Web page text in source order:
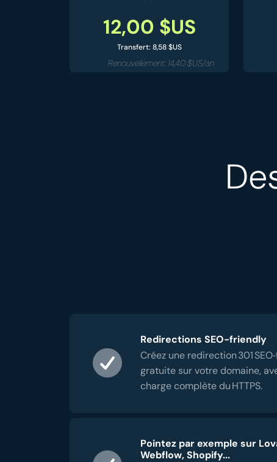
12,00 $US
Transfert: 8,58 $US
Renouvellement: 14,40 $US/an
Redirections SEO-friendly
Créez une redirection 301
gratuite sur votre domaine,
charge complète du HTTPS.
Pointez par exemple sur
Webflow, Shopify...